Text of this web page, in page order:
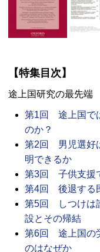
【特集目次】
途上国研究の最先端
第1回 途上国で
のか？
第2回 男児選好
明できるか
第3回 子供支援
第4回 後退する
第5回 しつけは
設とその帰結
第6回 途上国の
のはなぜか